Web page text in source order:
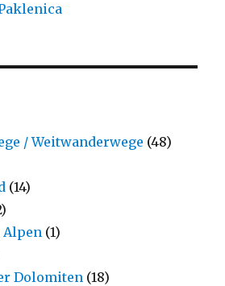
/ Weitwanderwege (48)
(14)
Alpen (1)
Dolomiten (18)